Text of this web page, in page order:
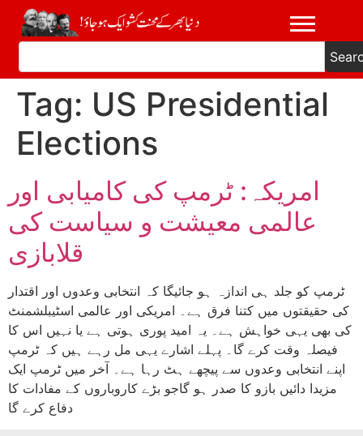
Tag: US Presidential
Elections
امریکہ: ٹرمپ کی کامیابی اور
عالمی معیشت و سیاست کی
قلابازی
ٹرمپ کو جلد ہی اندازہ ہو جائیگا کہ انتخابی وعدوں اور اقتدار
کی حقیقتوں میں کتنا فرق ہے۔ امریکی اور عالمی اسٹیبلشمنٹ
کی بھی یہی خواہش ہے۔ یہ امید پوری ہوتی ہے یا نہیں اس کا
فیصلہ وقت کرے گا۔ پہلے اشارے یہی مل رہے ہیں کہ ٹرمپ
اپنے انتخابی وعدوں سے پیچھے ہٹ رہا ہے۔ آخر میں ٹرمپ ایک
مزیدا دائیں بازو کا صدر ہو گاجو بڑے کاروباروں کے مفادات کا
دفاع کرے گا